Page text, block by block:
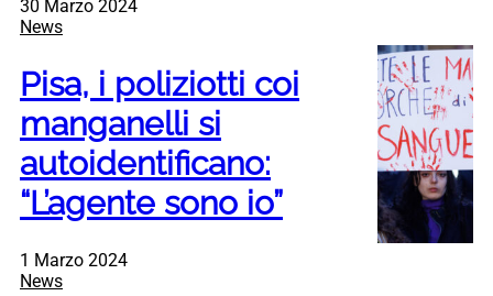
30 Marzo 2024
News
Pisa, i poliziotti coi
manganelli si
autoidentificano:
“L’agente sono io”
1 Marzo 2024
News